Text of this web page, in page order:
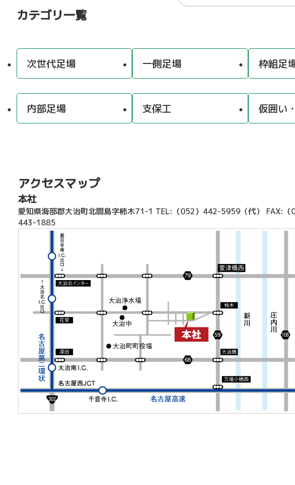
カテゴリ一覧
次世代足場 一側足場 枠組足
内部足場 支保工 仮囲い
アクセスマップ
本社
愛知県海部郡大治町北間島字柿木71-1 TEL:（052）442-5959（代） FAX:（
443-1885